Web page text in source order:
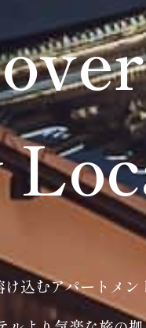
込むアパートメン